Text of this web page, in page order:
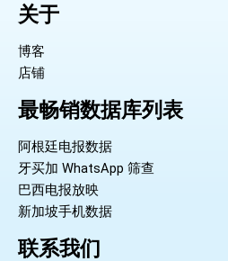
关于
博客
店铺
最畅销数据库列表
阿根廷电报数据
牙买加 WhatsApp 筛查
巴西电报放映
新加坡手机数据
联系我们